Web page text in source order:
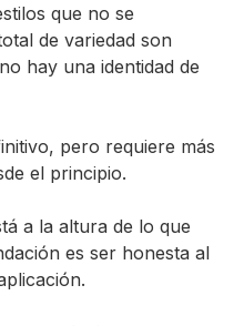
que no se
de variedad son
hay una identidad de
pero requiere más
el principio.
a la altura de lo que
es ser honesta al